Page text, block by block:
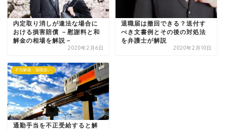
内定取り消しが違法な場合に
おける損害賠償 －慰謝料と和
解金の相場を解説－
2020年2月6日
退職届は撤回できる？送付す
べき文書例とその後の対処法
を弁護士が解説
2020年2月10日
不当解雇・退職扱い
通勤手当を不正受給すると解